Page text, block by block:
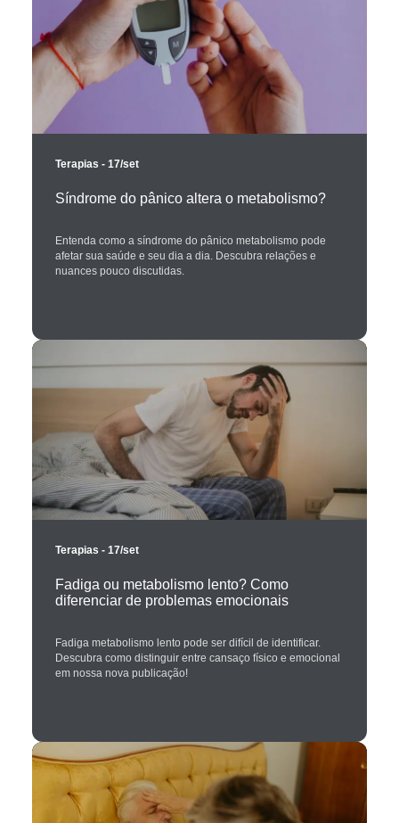
Terapias - 17/set
Síndrome do pânico altera o metabolismo?
Entenda como a síndrome do pânico metabolismo pode
afetar sua saúde e seu dia a dia. Descubra relações e
nuances pouco discutidas.
Terapias - 17/set
Fadiga ou metabolismo lento? Como
diferenciar de problemas emocionais
Fadiga metabolismo lento pode ser difícil de identificar.
Descubra como distinguir entre cansaço físico e emocional
em nossa nova publicação!